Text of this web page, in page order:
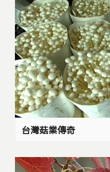
台灣菇業傳奇